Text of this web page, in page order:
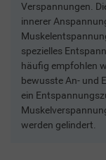
Verspannungen.
innerer
spezielles
häufig empfohlen
bewusste An- und
ein
werden gelindert.